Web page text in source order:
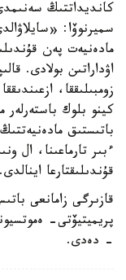
كانديداتتىڭ
سميرنوۆا:
مادەنيەت پەن
اۋداراتىن بولادى.
زومبىلىققا،
كينو بلوك
باتىستىق
ءبىر تارماعىنا، ال
قۇندىلىقتارعا اينالدى.
قازىرگى زامانعى
پريميتيۆتى-
- دەدى.